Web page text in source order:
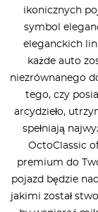
ikonicznych
symbol
eleganckich
każde auto
niezrównanego
tego, czy
arcydzieło,
spełniają
OctoClassic
premium do
pojazd będzie
jakimi został